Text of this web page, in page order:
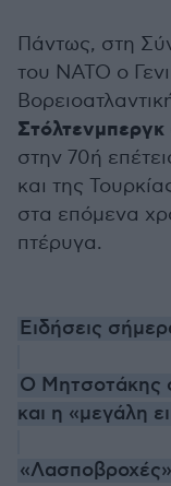
Πάντως, στη
του ΝΑΤΟ ο
Στόλτενμπεργκ
στην 70ή
και της
στα επόμενα
πτέρυγα.
Ειδήσεις
Ο Μητσοτάκης
και η «μεγάλη